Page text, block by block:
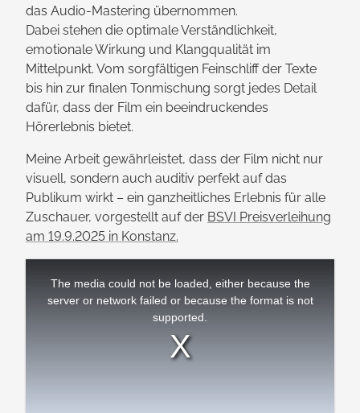
das Audio-Mastering übernommen.
Dabei stehen die optimale Verständlichkeit,
emotionale Wirkung und Klang­qualität im
Mittelpunkt. Vom sorg­fältigen Feinschliff der Texte
bis hin zur finalen Tonmischung sorgt jedes Detail
dafür, dass der Film ein beeindruckendes
Hörerlebnis bietet.
Meine Arbeit gewährleistet, dass der Film nicht nur
visuell, sondern auch auditiv perfekt auf das
Publikum wirkt – ein ganz­heitliches Erlebnis für alle
Zuschauer, vorgestellt auf der BSVI Preisverleihung
am 19.9.2025 in Konstanz.
window.
The media could not be loaded, either because the
server or network failed or because the format is not
supported.